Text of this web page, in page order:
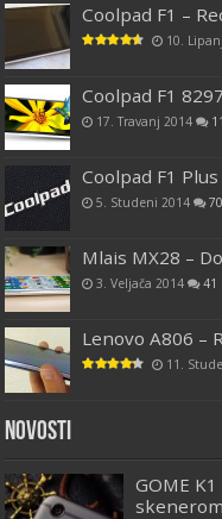
Coolpad F1 –
10.
Coolpad F1
17. Travanj 2014
Coolpad F1
5. Studeni 2014
Mlais MX28 –
3. Veljača 2014 41
Lenovo A806 –
11.
Novosti
GOME